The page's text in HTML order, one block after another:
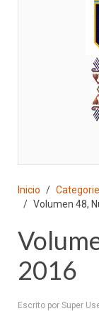
Inicio
Volumen 48,
2016
Escrito por Super